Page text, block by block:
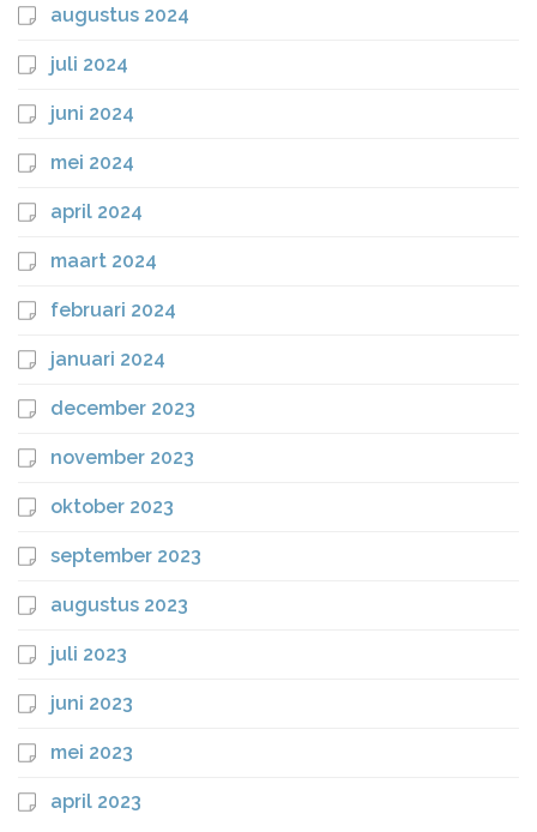
augustus 2024
juli 2024
juni 2024
mei 2024
april 2024
maart 2024
februari 2024
januari 2024
december 2023
november 2023
oktober 2023
september 2023
augustus 2023
juli 2023
juni 2023
mei 2023
april 2023